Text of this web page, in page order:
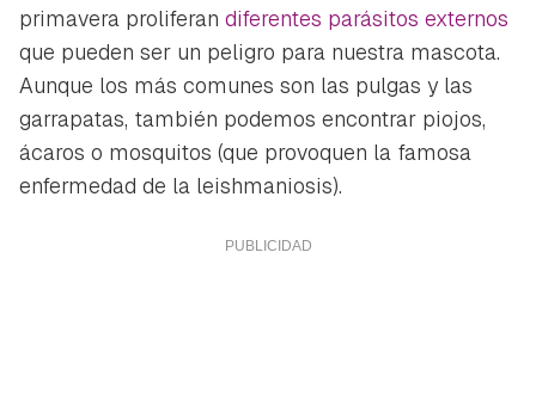
primavera proliferan diferentes parásitos externos
que pueden ser un peligro para nuestra mascota.
Aunque los más comunes son las pulgas y las
garrapatas, también podemos encontrar piojos,
ácaros o mosquitos (que provoquen la famosa
enfermedad de la leishmaniosis).